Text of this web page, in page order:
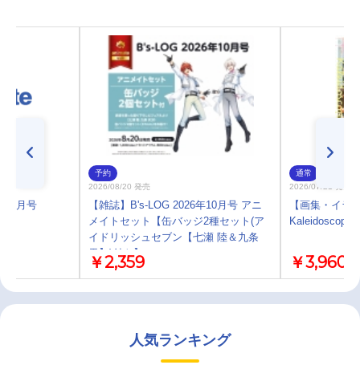
10月号
予約
2026/08/20 発売
【雑誌】B's-LOG 2026年10月号 アニ
メイトセット【缶バッジ2種セット(ア
イドリッシュセブン【七瀬 陸＆九条
天】)付き】
￥2,359
通常
2026/07/21 発売
【画集・イラ
Kaleidoscope
￥3,960
人気ランキング